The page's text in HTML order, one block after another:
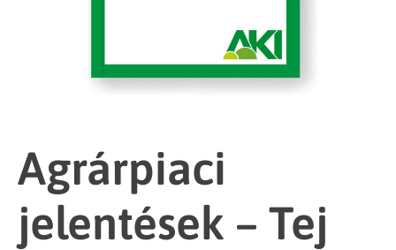
Agrárpiaci
jelentések – Tej